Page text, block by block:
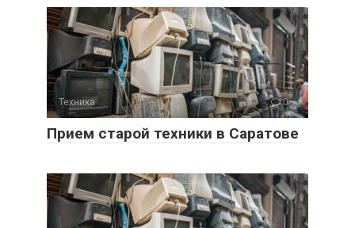
Техника 0
Прием старой техники в Саратове